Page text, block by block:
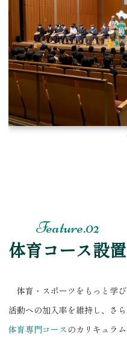
体育コース設置
体育・スポーツをもっと学
活動への加入率を維持し、さ
体育専門コース のカリキュラ